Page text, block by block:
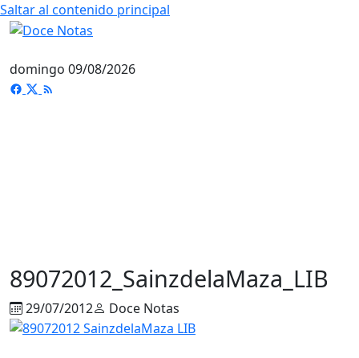
Saltar al contenido principal
domingo 09/08/2026
89072012_SainzdelaMaza_LIB
29/07/2012 Doce Notas